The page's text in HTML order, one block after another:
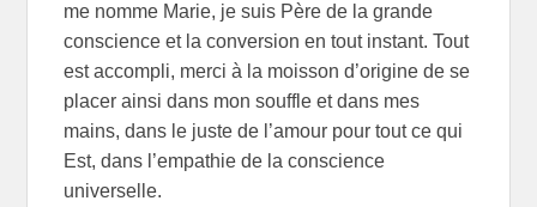
me nomme Marie, je suis Père de la grande
conscience et la conversion en tout instant. Tout
est accompli, merci à la moisson d’origine de se
placer ainsi dans mon souffle et dans mes
mains, dans le juste de l’amour pour tout ce qui
Est, dans l’empathie de la conscience
universelle.